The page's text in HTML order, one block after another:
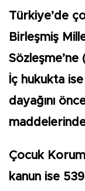
Türkiye’de
Birleşmiş
İç hukukta
dayağını
Çocuk
kanun ise